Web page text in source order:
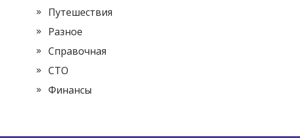
Путешествия
Разное
Справочная
СТО
Финансы